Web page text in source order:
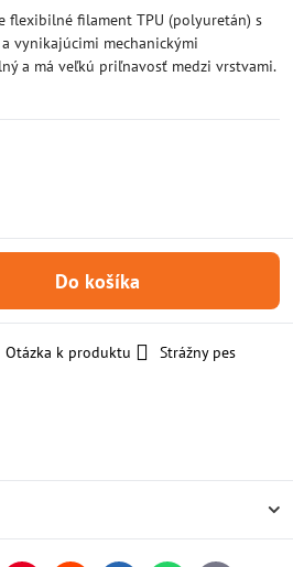
flexibilné filament TPU (polyuretán) s
vynikajúcimi mechanickými
a má veľkú priľnavosť medzi vrstvami.
Do košíka
Otázka k produktu
Strážny pes